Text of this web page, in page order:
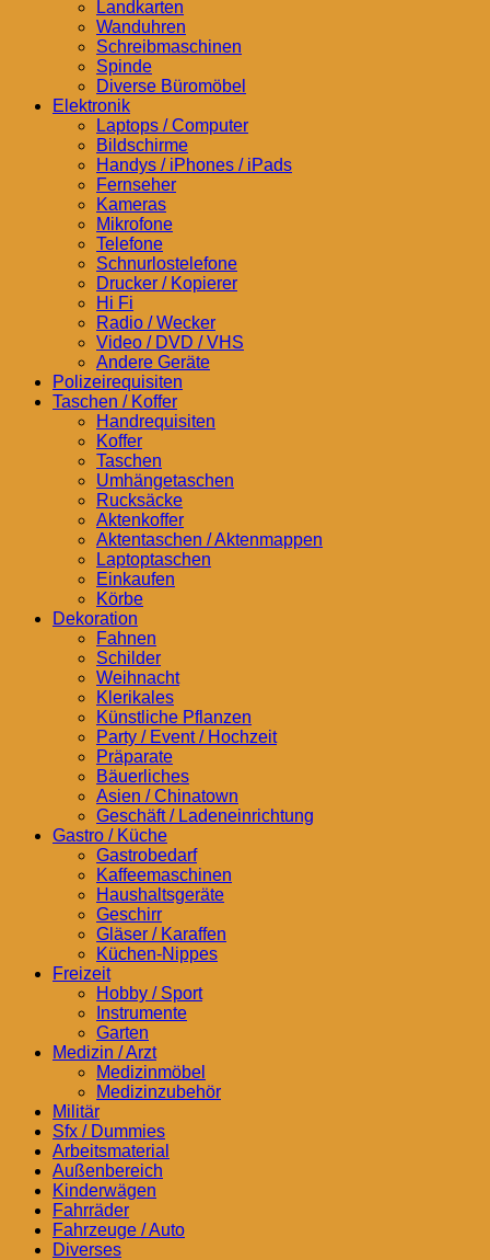
Landkarten
Wanduhren
Schreibmaschinen
Spinde
Diverse Büromöbel
Elektronik
Laptops / Computer
Bildschirme
Handys / iPhones / iPads
Fernseher
Kameras
Mikrofone
Telefone
Schnurlostelefone
Drucker / Kopierer
Hi Fi
Radio / Wecker
Video / DVD / VHS
Andere Geräte
Polizeirequisiten
Taschen / Koffer
Handrequisiten
Koffer
Taschen
Umhängetaschen
Rucksäcke
Aktenkoffer
Aktentaschen / Aktenmappen
Laptoptaschen
Einkaufen
Körbe
Dekoration
Fahnen
Schilder
Weihnacht
Klerikales
Künstliche Pflanzen
Party / Event / Hochzeit
Präparate
Bäuerliches
Asien / Chinatown
Geschäft / Ladeneinrichtung
Gastro / Küche
Gastrobedarf
Kaffeemaschinen
Haushaltsgeräte
Geschirr
Gläser / Karaffen
Küchen-Nippes
Freizeit
Hobby / Sport
Instrumente
Garten
Medizin / Arzt
Medizinmöbel
Medizinzubehör
Militär
Sfx / Dummies
Arbeitsmaterial
Außenbereich
Kinderwägen
Fahrräder
Fahrzeuge / Auto
Diverses